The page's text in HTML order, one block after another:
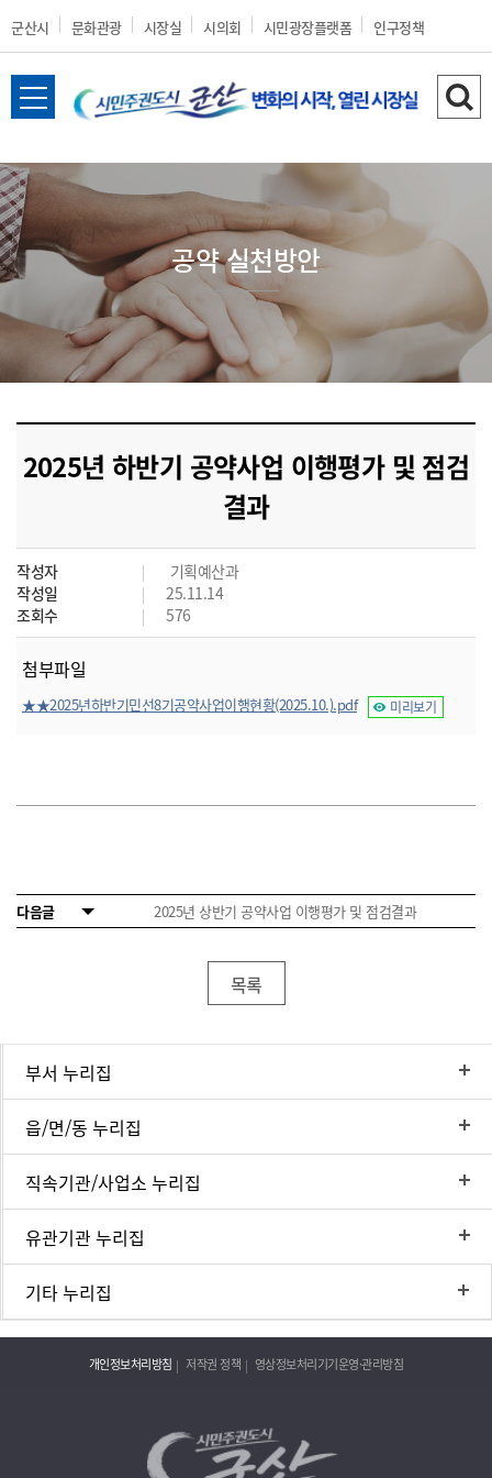
군산시 문화관광 시장실 시의회 시민광장플랫폼 인구정책
전
메
뉴
열
기
검
하
공약 실천방안
2025년 하반기 공약사업 이행평가 및 점검
결과
작성자
기획예산과
작성일
25.11.14
조회수
576
첨부파일
★★2025년하반기민선8기공약사업이행현황(2025.10.).pdf 미리보기
다음글 2025년 상반기 공약사업 이행평가 및 점검결과
목록
부서 누리집
읍/면/동 누리집
직속기관/사업소 누리집
유관기관 누리집
기타 누리집
개인정보처리방침 저작권 정책 영상정보처리기기운영·관리방침